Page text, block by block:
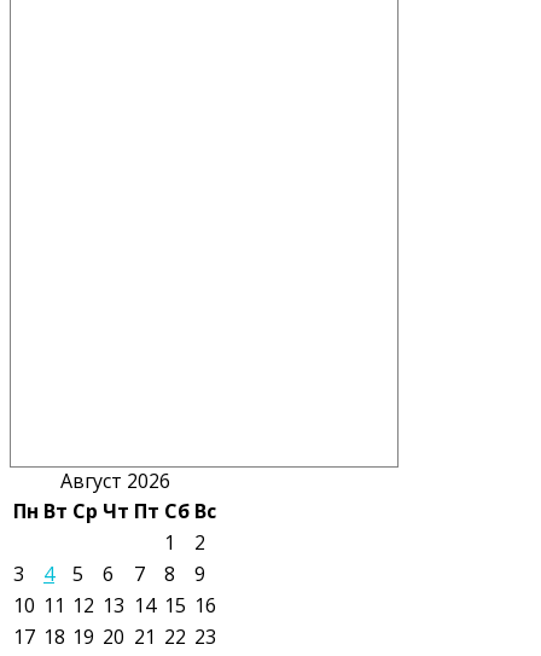
Август 2026
Пн Вт Ср Чт Пт Сб Вс
1
2
3
4 5 6 7 8
9
10 11 12 13 14 15 16
17 18 19 20 21 22 23